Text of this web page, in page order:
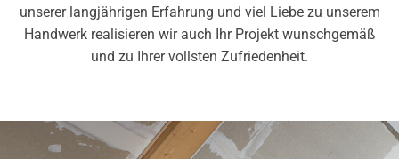
unserer langjährigen Erfahrung und viel Liebe zu unserem
Handwerk realisieren wir auch Ihr Projekt wunschgemäß
und zu Ihrer vollsten Zufriedenheit.